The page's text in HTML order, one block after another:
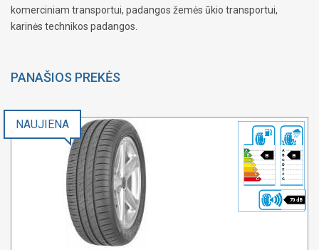
komerciniam transportui, padangos žemės ūkio transportui,
karinės technikos padangos.
PANAŠIOS PREKĖS
B B
70 dB
NAUJIENA